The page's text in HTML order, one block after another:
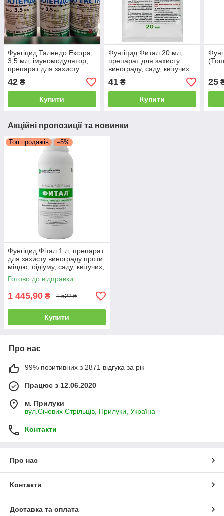
Фунгіцид Талендо Екстра,
3,5 мл, імуномодулятор,
препарат для захисту
винограду
42 ₴
Купити
Фунгіцид Фитал 20 мл,
препарат для захисту
винограду, саду, квітучих
рослин
41₴
Купити
25
Акційні пропозиції та новинки
Топ продажів –5%
Фунгіцид Фітал 1 л, препарат
для захисту винограду проти
мілдю, оідіуму, саду, квітучих,
газону
Готово до відправки
1 445,90 ₴ 1 522 ₴
Купити
Про нас
99% позитивних з 2871 відгука за рік
Працює з 12.06.2020
м. Прилуки
вул.Січових Стрільців, Прилуки, Україна
Контакти
Про нас
Контакти
Доставка та оплата